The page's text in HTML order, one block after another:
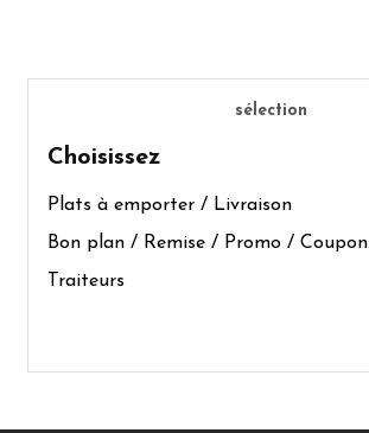
sélection
Choisissez
Plats à emporter / Livraison
Bon plan / Remise / Promo / Coupon
Traiteurs